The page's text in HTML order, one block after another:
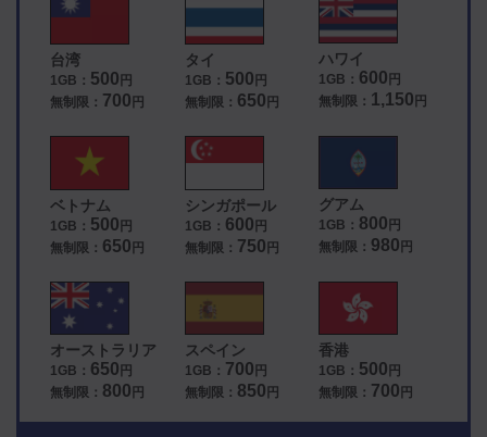
台湾
1GB： 500 円
無制限： 700 円
タイ
1GB： 500 円
無制限： 650 円
ハワイ
1GB： 600 円
無制限： 1,150 円
ベトナム
1GB： 500 円
無制限： 650 円
シンガポール
1GB： 600 円
無制限： 750 円
グアム
1GB： 800 円
無制限： 980 円
オーストラリア
1GB： 650 円
無制限： 800 円
スペイン
1GB： 700 円
無制限： 850 円
香港
1GB： 500 円
無制限： 700 円